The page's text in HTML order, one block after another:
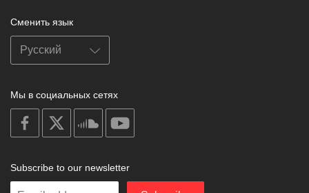
Сменить язык
Мы в социальных сетях
on
facebook
soundcloud
Subscribe to our newsletter
Enter